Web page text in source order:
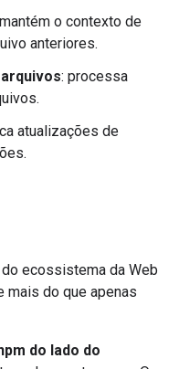
o contexto de
anteriores.
: processa
atualizações de
ecossistema da Web
mais do que apenas
do lado do